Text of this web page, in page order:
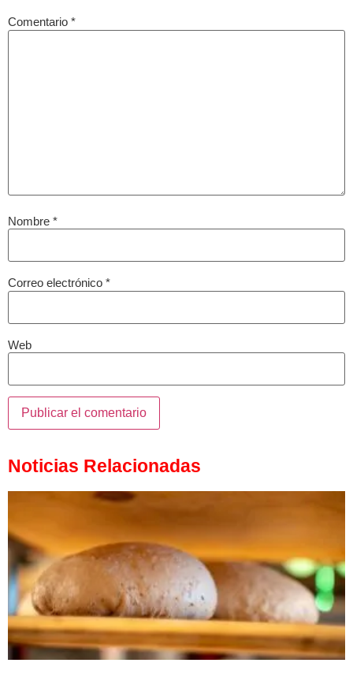
Comentario *
Nombre *
Correo electrónico *
Web
Noticias Relacionadas